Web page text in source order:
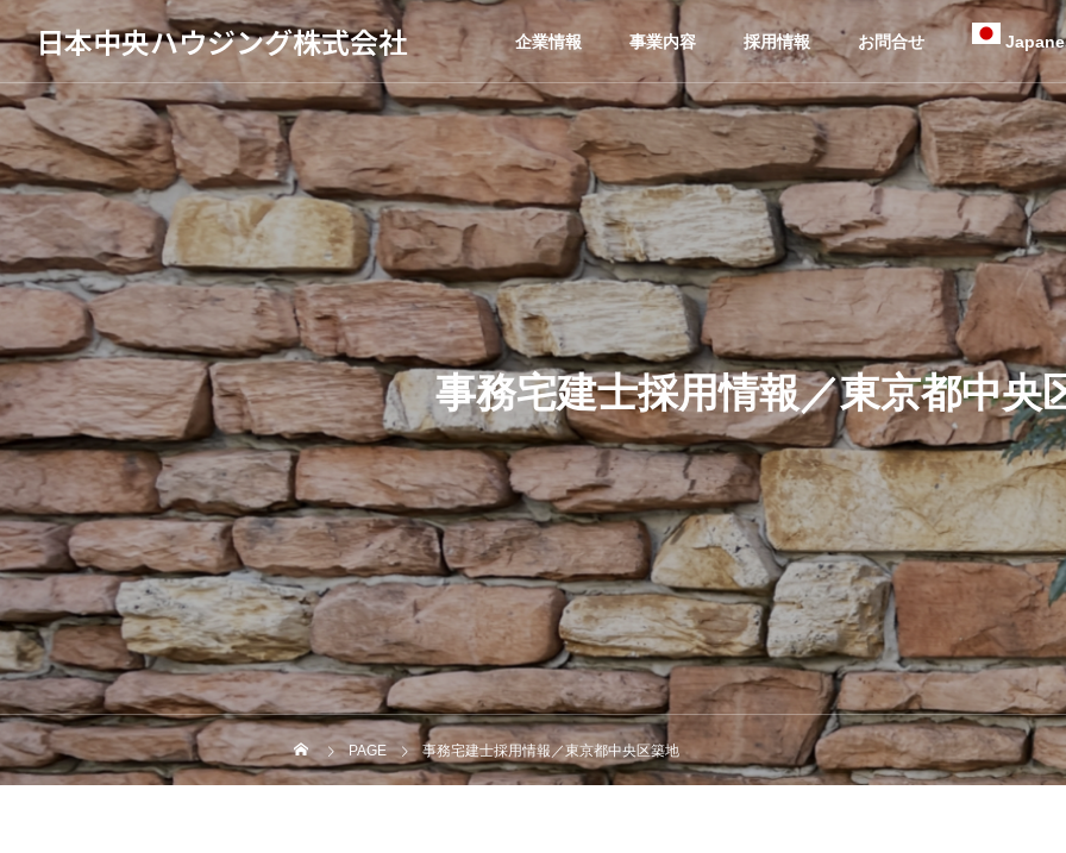
日本中央ハウジング株式会社 企業情報 事業内容 採用情報 お問合せ
事務宅建士採用情報／東京都中央
PAGE 事務宅建士採用情報／東京都中央区築地